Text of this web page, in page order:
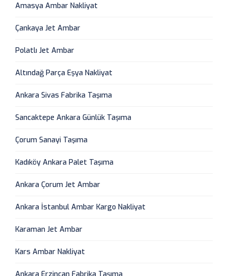
Amasya Ambar Nakliyat
Çankaya Jet Ambar
Polatlı Jet Ambar
Altındağ Parça Eşya Nakliyat
Ankara Sivas Fabrika Taşıma
Sancaktepe Ankara Günlük Taşıma
Çorum Sanayi Taşıma
Kadıköy Ankara Palet Taşıma
Ankara Çorum Jet Ambar
Ankara İstanbul Ambar Kargo Nakliyat
Karaman Jet Ambar
Kars Ambar Nakliyat
Ankara Erzincan Fabrika Taşıma